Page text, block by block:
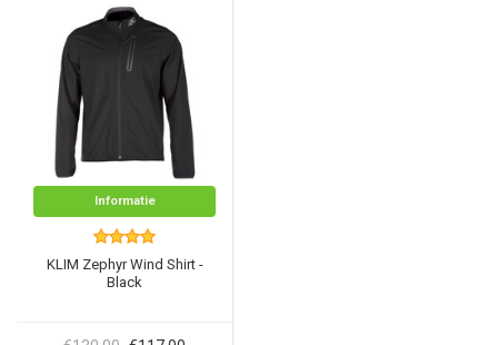
Informatie
KLIM Zephyr Wind Shirt -
Black